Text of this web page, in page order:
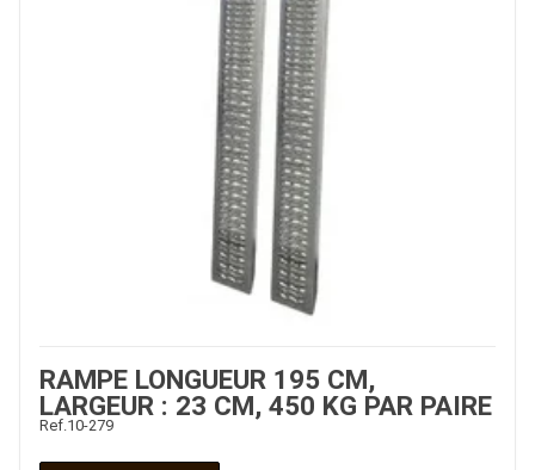
RAMPE LONGUEUR 195 CM,
LARGEUR : 23 CM, 450 KG PAR PAIRE
Ref. 10-279